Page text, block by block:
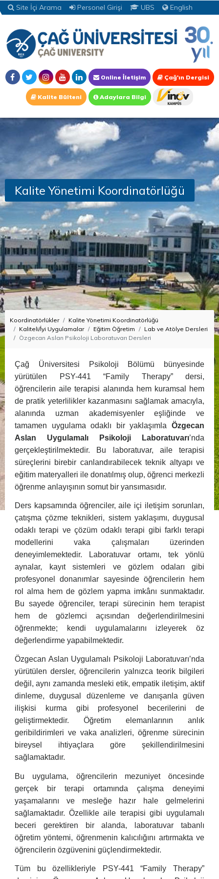
Site İçi Arama Personel Girişi UBS English
Online İletişim Çağ'ın Dergisi
Kalite Bülteni Adaylara Bilgi
Kalite Yönetimi Koordinatörlüğü
Koordinatörlükler
Kalite Yönetimi Koordinatörlüğü
Kaliteli/İyi Uygulamalar
Eğitim Öğretim
Lab ve Atölye Dersleri
Özgecan Aslan Psikoloji Laboratuvarı Dersleri
Çağ Üniversitesi Psikoloji Bölümü bünyesinde
yürütülen PSY-441 “Family Therapy” dersi,
öğrencilerin aile terapisi alanında hem kuramsal hem
de pratik yeterlilikler kazanmasını sağlamak amacıyla,
alanında uzman akademisyenler eşliğinde ve
tamamen uygulama odaklı bir yaklaşımla Özgecan
Aslan Uygulamalı Psikoloji Laboratuvarı’nda
gerçekleştirilmektedir. Bu laboratuvar, aile terapisi
süreçlerini birebir canlandırabilecek teknik altyapı ve
eğitim materyalleri ile donatılmış olup, öğrenci merkezli
öğrenme anlayışının somut bir yansımasıdır.
Ders kapsamında öğrenciler, aile içi iletişim sorunları,
çatışma çözme teknikleri, sistem yaklaşımı, duygusal
odaklı terapi ve çözüm odaklı terapi gibi farklı terapi
modellerini vaka çalışmaları üzerinden
deneyimlemektedir. Laboratuvar ortamı, tek yönlü
aynalar, kayıt sistemleri ve gözlem odaları gibi
profesyonel donanımlar sayesinde öğrencilerin hem
rol alma hem de gözlem yapma imkânı sunmaktadır.
Bu sayede öğrenciler, terapi sürecinin hem terapist
hem de gözlemci açısından değerlendirilmesini
öğrenmekte; kendi uygulamalarını izleyerek öz
değerlendirme yapabilmektedir.
Özgecan Aslan Uygulamalı Psikoloji Laboratuvarı’nda
yürütülen dersler, öğrencilerin yalnızca teorik bilgileri
değil, aynı zamanda mesleki etik, empatik iletişim, aktif
dinleme, duygusal düzenleme ve danışanla güven
ilişkisi kurma gibi profesyonel becerilerini de
geliştirmektedir. Öğretim elemanlarının anlık
geribildirimleri ve vaka analizleri, öğrenme sürecinin
bireysel ihtiyaçlara göre şekillendirilmesini
sağlamaktadır.
Bu uygulama, öğrencilerin mezuniyet öncesinde
gerçek bir terapi ortamında çalışma deneyimi
yaşamalarını ve mesleğe hazır hale gelmelerini
sağlamaktadır. Özellikle aile terapisi gibi uygulamalı
beceri gerektiren bir alanda, laboratuvar tabanlı
öğretim yöntemi, öğrenmenin kalıcılığını artırmakta ve
öğrencilerin özgüvenini güçlendirmektedir.
Tüm bu özellikleriyle PSY-441 “Family Therapy”